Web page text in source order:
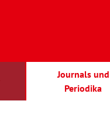
Journals und
Periodika